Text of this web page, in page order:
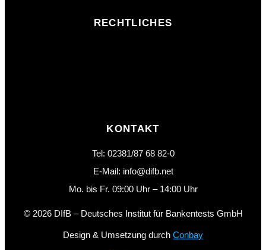
RECHTLICHES
KONTAKT
Tel: 02381/87 68 82-0
E-Mail: info@difb.net
Mo. bis Fr. 09:00 Uhr – 14:00 Uhr
© 2026 DIfB – Deutsches Institut für Bankentests GmbH
Design & Umsetzung durch Conbay